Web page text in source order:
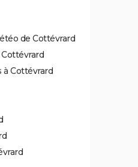
de Cottévrard
à Cottévrard